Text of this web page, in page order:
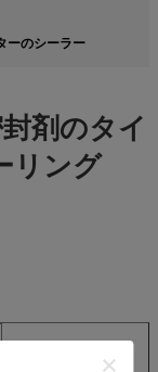
ーのシーラー
剤のタイ
リング